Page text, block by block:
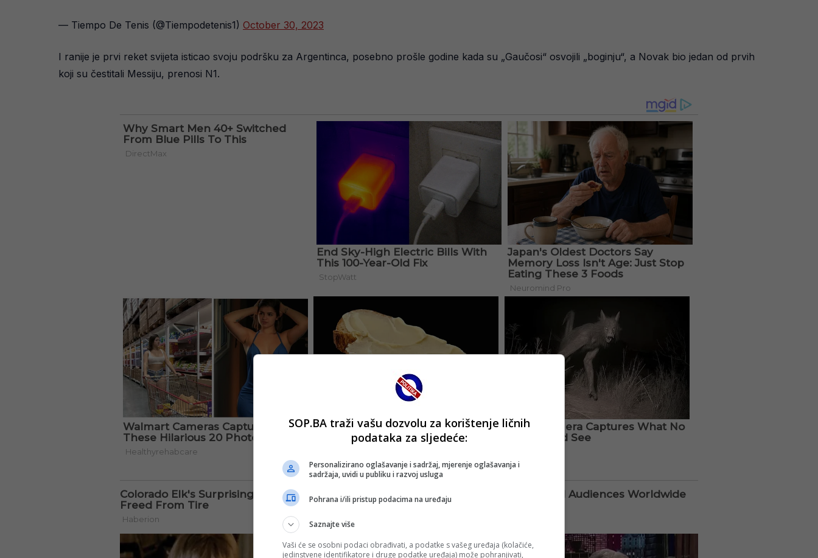
— Tiempo De Tenis (@Tiempodetenis1) October 30, 2023
I ranije je prvi reket svijeta isticao svoju podršku za Argentinca, posebno prošle godine kada su „Gaučosi“ osvojili „boginju“, a Novak bio jedan od prvih
koji su čestitali Messiju, prenosi N1.
SOP.BA traži vašu dozvolu za korištenje ličnih
podataka za sljedeće:
Personalizirano oglašavanje i sadržaj, mjerenje oglašavanja i
sadržaja, uvidi u publiku i razvoj usluga
Pohrana i/ili pristup podacima na uređaju
Saznajte više
Vaši će se osobni podaci obrađivati, a podatke s vašeg uređaja (kolačiće,
jedinstvene identifikatore i druge podatke uređaja) može pohranjivati,